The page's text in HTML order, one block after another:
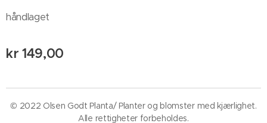
håndlaget
kr149,00
© 2022 Olsen Godt Planta/ Planter og blomster med kjærlighet.
Alle rettigheter forbeholdes.